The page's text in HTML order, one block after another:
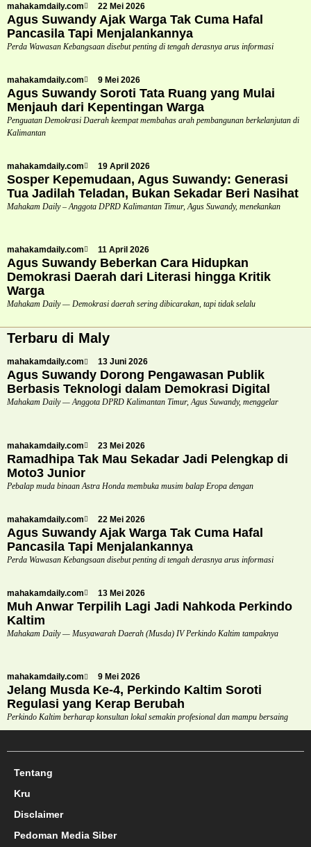
mahakamdaily.com 22 Mei 2026
Agus Suwandy Ajak Warga Tak Cuma Hafal
Pancasila Tapi Menjalankannya
Perda Wawasan Kebangsaan disebut penting di tengah derasnya arus informasi
mahakamdaily.com 9 Mei 2026
Agus Suwandy Soroti Tata Ruang yang Mulai
Menjauh dari Kepentingan Warga
Penguatan Demokrasi Daerah keempat membahas arah pembangunan berkelanjutan di
Kalimantan
mahakamdaily.com 19 April 2026
Sosper Kepemudaan, Agus Suwandy: Generasi
Tua Jadilah Teladan, Bukan Sekadar Beri Nasihat
Mahakam Daily – Anggota DPRD Kalimantan Timur, Agus Suwandy, menekankan
mahakamdaily.com 11 April 2026
Agus Suwandy Beberkan Cara Hidupkan
Demokrasi Daerah dari Literasi hingga Kritik
Warga
Mahakam Daily — Demokrasi daerah sering dibicarakan, tapi tidak selalu
Terbaru di Maly
mahakamdaily.com 13 Juni 2026
Agus Suwandy Dorong Pengawasan Publik
Berbasis Teknologi dalam Demokrasi Digital
Mahakam Daily — Anggota DPRD Kalimantan Timur, Agus Suwandy, menggelar
mahakamdaily.com 23 Mei 2026
Ramadhipa Tak Mau Sekadar Jadi Pelengkap di
Moto3 Junior
Pebalap muda binaan Astra Honda membuka musim balap Eropa dengan
mahakamdaily.com 22 Mei 2026
Agus Suwandy Ajak Warga Tak Cuma Hafal
Pancasila Tapi Menjalankannya
Perda Wawasan Kebangsaan disebut penting di tengah derasnya arus informasi
mahakamdaily.com 13 Mei 2026
Muh Anwar Terpilih Lagi Jadi Nahkoda Perkindo
Kaltim
Mahakam Daily — Musyawarah Daerah (Musda) IV Perkindo Kaltim tampaknya
mahakamdaily.com 9 Mei 2026
Jelang Musda Ke-4, Perkindo Kaltim Soroti
Regulasi yang Kerap Berubah
Perkindo Kaltim berharap konsultan lokal semakin profesional dan mampu bersaing
Tentang
Kru
Disclaimer
Pedoman Media Siber